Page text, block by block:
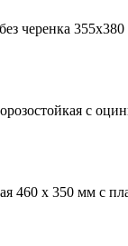
черенка
с
460 х 350 мм с